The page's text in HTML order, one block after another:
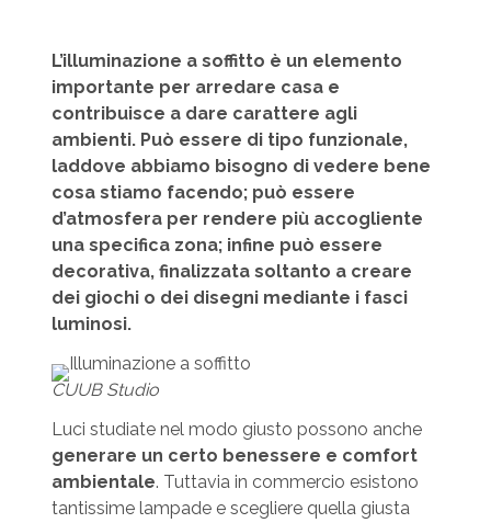
L’illuminazione a soffitto è un elemento
importante per arredare casa e
contribuisce a dare carattere agli
ambienti. Può essere di tipo funzionale,
laddove abbiamo bisogno di vedere bene
cosa stiamo facendo; può essere
d’atmosfera per rendere più accogliente
una specifica zona; infine può essere
decorativa, finalizzata soltanto a creare
dei giochi o dei disegni mediante i fasci
luminosi.
CUUB Studio
Luci studiate nel modo giusto possono anche
generare un certo benessere e comfort
ambientale. Tuttavia in commercio esistono
tantissime lampade e scegliere quella giusta